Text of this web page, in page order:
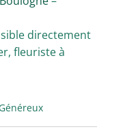
directement
fleuriste à